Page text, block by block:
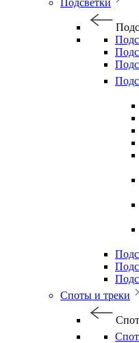
Подсветки
Споты и треки